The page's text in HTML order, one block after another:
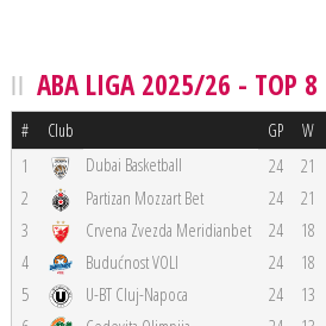
ABA LIGA 2025/26 - TOP 8
# Club GP W
1 Dubai Basketball 24 21
2
Partizan Mozzart Bet 24 21
3
Crvena Zvezda Meridianbet 24 18
4
Budućnost VOLI 24 18
5
U-BT Cluj-Napoca 24 13